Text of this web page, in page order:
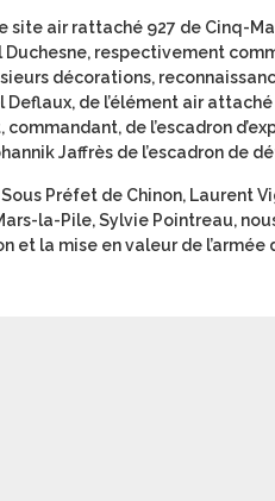
site air rattaché 927 de Cinq-
respectivement
décorations,
Deflaux, de l’élément air
de l’escadron
Jaffrès de l’escadron de
Préfet de Chinon,
la-Pile, Sylvie Pointreau,
et la mise en valeur de l’armée